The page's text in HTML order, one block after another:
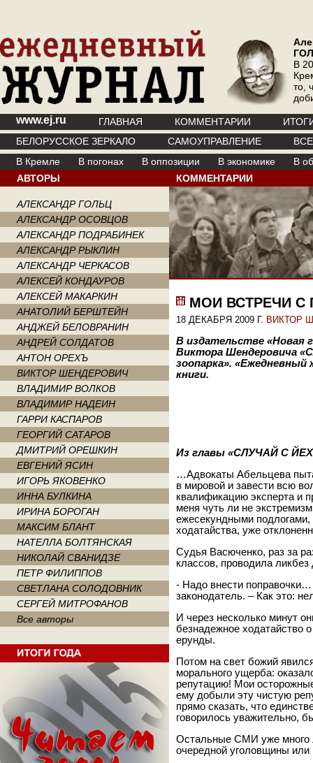
В
то,
www.ej.ru ГЛАВНАЯ КОММЕНТАРИИ
БЕЛОРУССКОЕ ЗЕРКАЛО
САМОУПРАВЛЕНИЕ
В Кремле
В погонах В оппозиции В экономике
В
АВТОРЫ
АЛЕКСАНДР ГОЛЬЦ
АЛЕКСАНДР ОСОВЦОВ
АЛЕКСАНДР ПОДРАБИНЕК
АЛЕКСАНДР РЫКЛИН
АЛЕКСАНДР ЧЕРКАСОВ
АЛЕКСЕЙ КОНДАУРОВ
АЛЕКСЕЙ МАКАРКИН
АНАТОЛИЙ БЕРШТЕЙН
АНДЖЕЙ БЕЛОВРАНИН
АНДРЕЙ СОЛДАТОВ
АНТОН ОРЕХЪ
ВИКТОР ШЕНДЕРОВИЧ
ВЛАДИМИР ВОЛКОВ
ВЛАДИМИР НАДЕИН
ГАРРИ КАСПАРОВ
ГЕОРГИЙ САТАРОВ
ДМИТРИЙ ОРЕШКИН
ЕВГЕНИЙ ЯСИН
ИГОРЬ ЯКОВЕНКО
ИННА БУЛКИНА
ИРИНА БОРОГАН
МАКСИМ БЛАНТ
НАТЕЛЛА БОЛТЯНСКАЯ
НИКОЛАЙ СВАНИДЗЕ
ПЕТР ФИЛИППОВ
СВЕТЛАНА СОЛОДОВНИК
СЕРГЕЙ МИТРОФАНОВ
Все авторы
КОММЕНТАРИИ
МОИ ВСТРЕЧИ С
18 ДЕКАБРЯ 2009 Г. ВИКТОР
В издательстве «Новая
Виктора Шендеровича
зоопарка».
книги.
Из главы «СЛУЧАЙ С
…Адвокаты Абельцева
в мировой и завести всю
квалификацию эксперта и
меня чуть ли не
ежесекундными
ходатайства, уже
Судья Васюченко, раз за
классов, проводила
- Надо внести
законодатель. – Как это:
И через несколько минут
безнадежное ходатайство
ерунды.
Потом на свет божий
морального ущерба:
репутацию! Мои
ему добыли эту чистую
прямо сказать, что
говорилось уважительно,
Остальные СМИ уже много
очередной уголовщины или